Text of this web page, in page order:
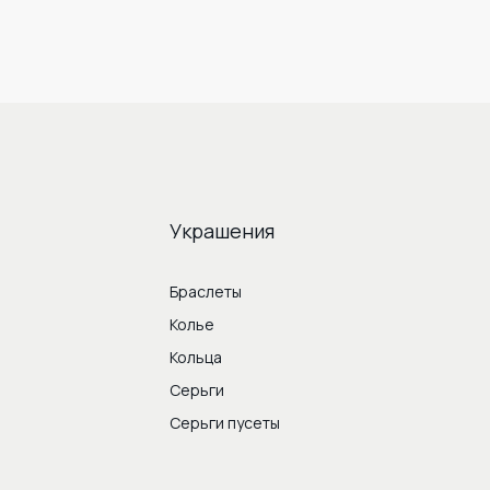
Украшения
Браслеты
Колье
Кольца
Серьги
Серьги пусеты